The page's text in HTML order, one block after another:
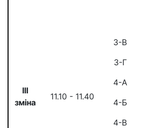
III
зміна
11.10 - 11.40
3-В
3-Г
4-А
4-Б
4-В